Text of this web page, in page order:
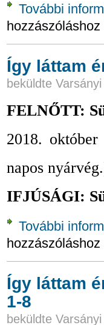
További
hozzászóláshoz
Így láttam
beküldte
FELNŐTT:
2018.
napos
IFJÚSÁGI:
További
hozzászóláshoz
Így láttam
1-8
beküldte